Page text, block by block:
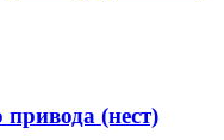
(нест)